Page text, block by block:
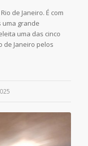
de Janeiro. É com
uma grande
uma das cinco
de Janeiro pelos